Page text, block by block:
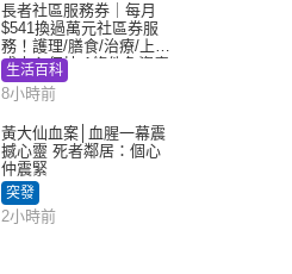
長者社區服務券｜每月
$541換過萬元社區券服
務！護理/膳食/治療/上門
或中心任揀 1條件免資產
審查（附申請資格及教
學）
生活百科
8小時前
黃大仙血案│血腥一幕震
撼心靈 死者鄰居：個心
仲震緊
突發
2小時前